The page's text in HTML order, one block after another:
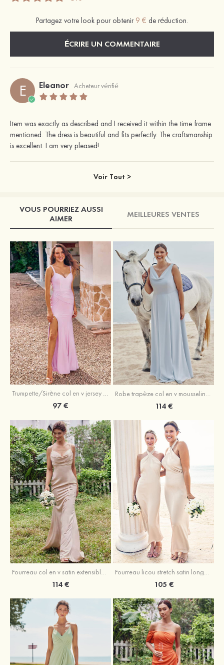
Partagez votre look pour obtenir 9 € de réduction.
ÉCRIRE UN COMMENTAIRE
E Eleanor Acheteur vérifié
Item was exactly as described and I received it within the time frame
mentioned. The dress is beautiful and fits perfectly. The craftsmanship
is excellent. I am very pleased!
Voir Tout >
VOUS POURRIEZ AUSSI
AIMER
MEILLEURES VENTES
Trumpette/Sirène col en v jersey ras du sol robe de demoiselle d'honneur
97 € 114 €
Fourreau col en v satin extensible ras du sol robe de demoiselle d'honneur
114 €
Fourreau licou stretch satin longueur cheville robe de demoiselle d'honneur
105 €